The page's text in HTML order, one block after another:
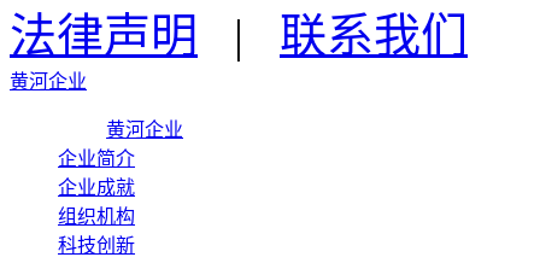
法律声明 | 联系我们
黄河企业
黄河企业
企业简介
企业成就
组织机构
科技创新